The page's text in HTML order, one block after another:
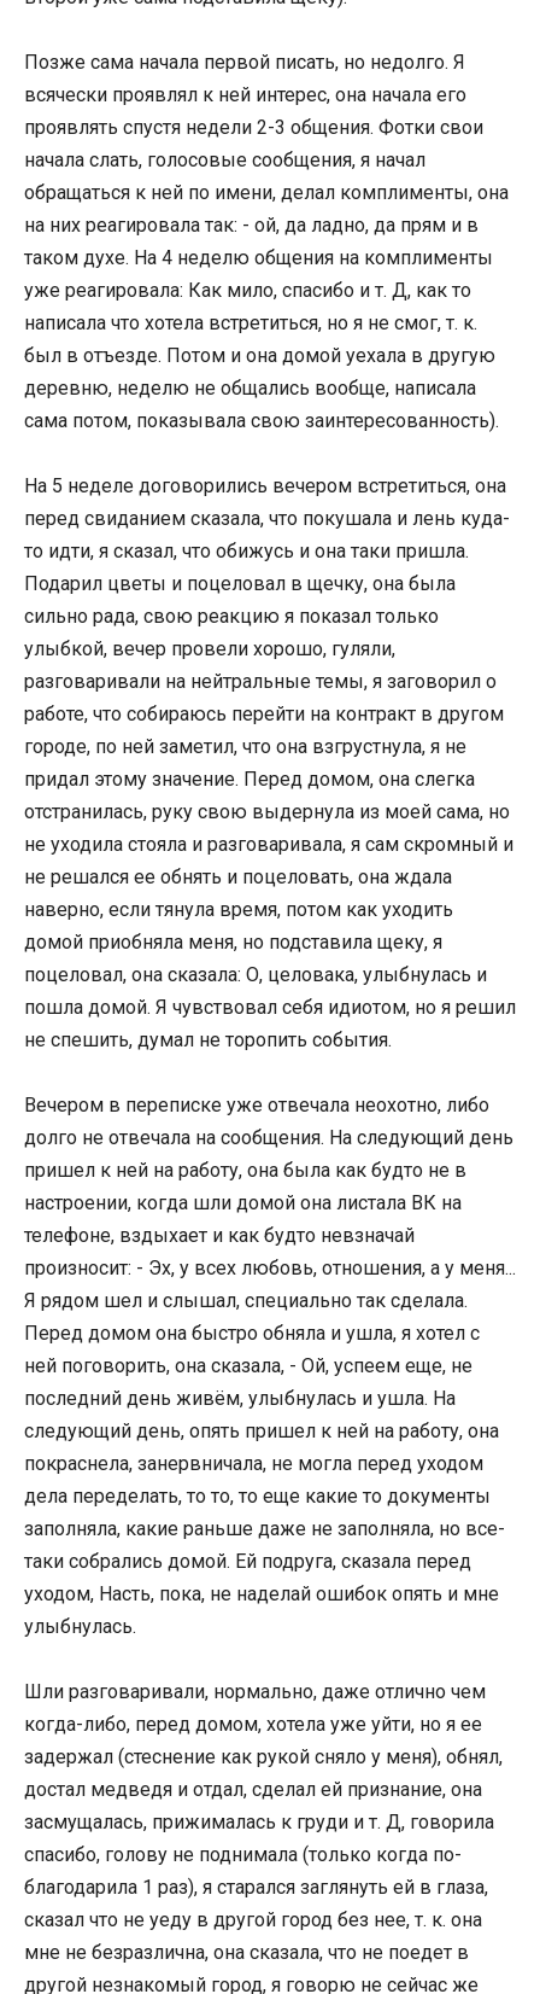
Позже сама начала первой писать, но недолго. Я
всячески проявлял к ней интерес, она начала его
проявлять спустя недели 2-3 общения. Фотки свои
начала слать, голосовые сообщения, я начал
обращаться к ней по имени, делал комплименты, она
на них реагировала так: - ой, да ладно, да прям и в
таком духе. На 4 неделю общения на комплименты
уже реагировала: Как мило, спасибо и т. Д, как то
написала что хотела встретиться, но я не смог, т. к.
был в отъезде. Потом и она домой уехала в другую
деревню, неделю не общались вообще, написала
сама потом, показывала свою заинтересованность).
На 5 неделе договорились вечером встретиться, она
перед свиданием сказала, что покушала и лень куда-
то идти, я сказал, что обижусь и она таки пришла.
Подарил цветы и поцеловал в щечку, она была
сильно рада, свою реакцию я показал только
улыбкой, вечер провели хорошо, гуляли,
разговаривали на нейтральные темы, я заговорил о
работе, что собираюсь перейти на контракт в другом
городе, по ней заметил, что она взгрустнула, я не
придал этому значение. Перед домом, она слегка
отстранилась, руку свою выдернула из моей сама, но
не уходила стояла и разговаривала, я сам скромный и
не решался ее обнять и поцеловать, она ждала
наверно, если тянула время, потом как уходить
домой приобняла меня, но подставила щеку, я
поцеловал, она сказала: О, целовака, улыбнулась и
пошла домой. Я чувствовал себя идиотом, но я решил
не спешить, думал не торопить события.
Вечером в переписке уже отвечала неохотно, либо
долго не отвечала на сообщения. На следующий день
пришел к ней на работу, она была как будто не в
настроении, когда шли домой она листала ВК на
телефоне, вздыхает и как будто невзначай
произносит: - Эх, у всех любовь, отношения, а у меня...
Я рядом шел и слышал, специально так сделала.
Перед домом она быстро обняла и ушла, я хотел с
ней поговорить, она сказала, - Ой, успеем еще, не
последний день живём, улыбнулась и ушла. На
следующий день, опять пришел к ней на работу, она
покраснела, занервничала, не могла перед уходом
дела переделать, то то, то еще какие то документы
заполняла, какие раньше даже не заполняла, но все-
таки собрались домой. Ей подруга, сказала перед
уходом, Насть, пока, не наделай ошибок опять и мне
улыбнулась.
Шли разговаривали, нормально, даже отлично чем
когда-либо, перед домом, хотела уже уйти, но я ее
задержал (стеснение как рукой сняло у меня), обнял,
достал медведя и отдал, сделал ей признание, она
засмущалась, прижималась к груди и т. Д, говорила
спасибо, голову не поднимала (только когда по-
благодарила 1 раз), я старался заглянуть ей в глаза,
сказал что не уеду в другой город без нее, т. к. она
мне не безразлична, она сказала, что не поедет в
другой незнакомый город, я говорю не сейчас же